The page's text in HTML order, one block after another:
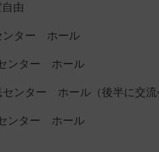
由
ンター ホール
ンター ホール
ンター ホール（後半に交流
ンター ホール